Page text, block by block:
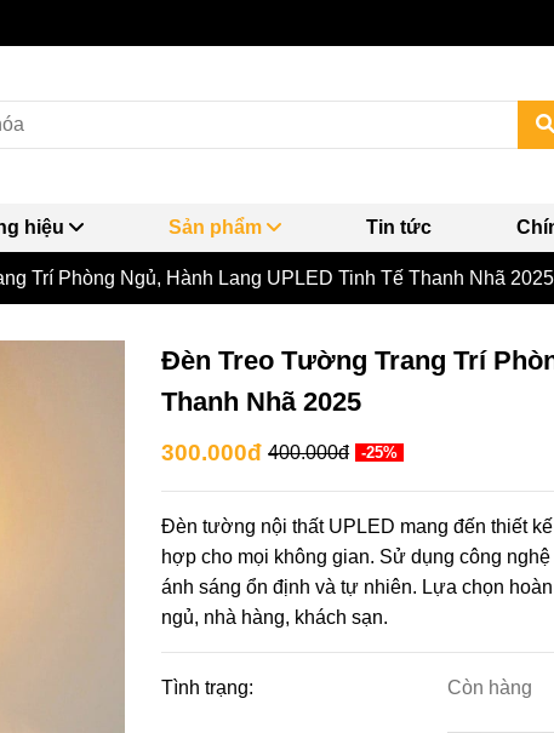
hiệu Sản phẩm Tin tức
Trí Phòng Ngủ, Hành Lang UPLED Tinh Tế Thanh Nhã 2025
Đèn Treo Tường Trang Trí
Thanh Nhã 2025
300.000đ 400.000đ -25%
Đèn tường nội thất UPLED mang đến thiết
hợp cho mọi không gian. Sử dụng công
ánh sáng ổn định và tự nhiên. Lựa chọn
ngủ, nhà hàng, khách sạn.
Tình trạng: Còn hàng